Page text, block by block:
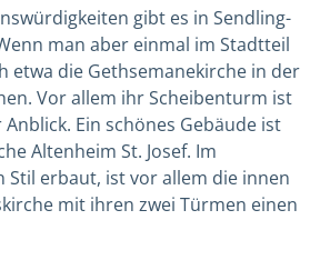
gibt es in Sendling-
man aber einmal im Stadtteil
etwa die Gethsemanekirche in der
Vor allem ihr Scheibenturm ist
Ein schönes Gebäude ist
Altenheim St. Josef. Im
Stil erbaut, ist vor allem die innen
mit ihren zwei Türmen einen